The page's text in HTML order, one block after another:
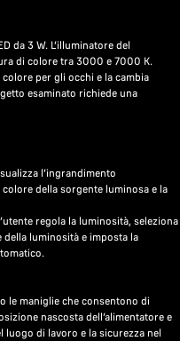
da 3 W. L’illuminatore del
di colore tra 3000 e 7000 K.
per gli occhi e la cambia
esaminato richiede una
l’ingrandimento
della sorgente luminosa e la
regola la luminosità, seleziona
luminosità e imposta la
le maniglie che consentono di
nascosta dell’alimentatore e
luogo di lavoro e la sicurezza nel